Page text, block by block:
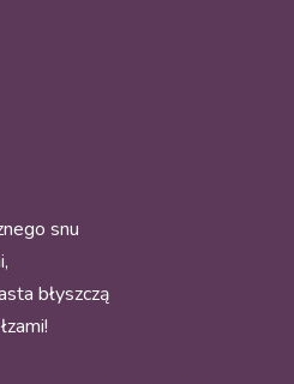
snu
błyszczą